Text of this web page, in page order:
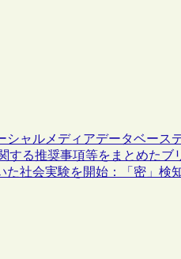
シャルメディアデータベース
する推奨事項等をまとめた
社会実験を開始：「密」検